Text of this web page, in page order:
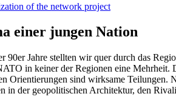
of the network project
einer jungen Nation
90er Jahre stellten wir quer durch das
in keiner der Regionen eine
Orientierungen sind wirksame Teilungen.
in der geopolitischen Architektur, den